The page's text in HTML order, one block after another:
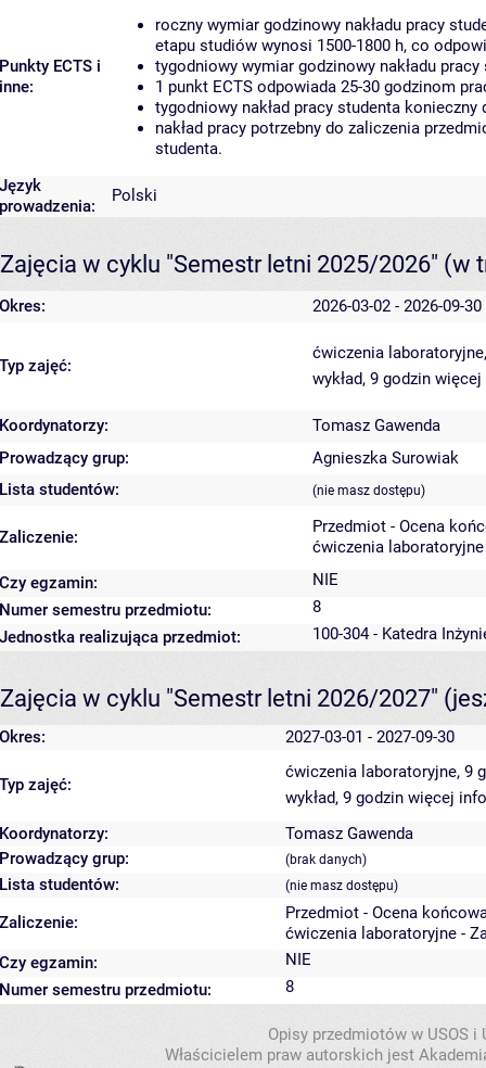
Punkty ECTS i
inne:
roczny wymiar godzinowy nakładu pracy
etapu studiów wynosi 1500-1800 h, co
tygodniowy wymiar godzinowy nakładu
1 punkt ECTS odpowiada 25-30 godzinom
tygodniowy nakład pracy studenta
nakład pracy potrzebny do zaliczenia
studenta.
Język
prowadzenia:
Polski
Zajęcia w cyklu "Semestr letni 2025/2026" (w
Okres: 2026-03-02 - 2026-09-30
Typ zajęć:
ćwiczenia
wykład, 9 godzin
Koordynatorzy:
Tomasz Gawenda
Prowadzący grup:
Agnieszka Surowiak
Lista studentów:
(nie masz dostępu)
Zaliczenie:
Przedmiot - Ocena
ćwiczenia
Czy egzamin:
NIE
Numer semestru przedmiotu:
8
Jednostka realizująca przedmiot:
100-304 - Katedra
Zajęcia w cyklu "Semestr letni 2026/2027"
Okres: 2027-03-01 - 2027-09-30
Typ zajęć:
ćwiczenia laboratoryjne, 9
wykład, 9 godzin więcej
Koordynatorzy:
Tomasz Gawenda
Prowadzący grup:
(brak danych)
Lista studentów: (nie masz dostępu)
Zaliczenie:
Przedmiot - Ocena
ćwiczenia laboratoryjne -
Czy egzamin:
NIE
Numer semestru przedmiotu:
8
Opisy przedmiotów w USOS
Właścicielem praw autorskich jest